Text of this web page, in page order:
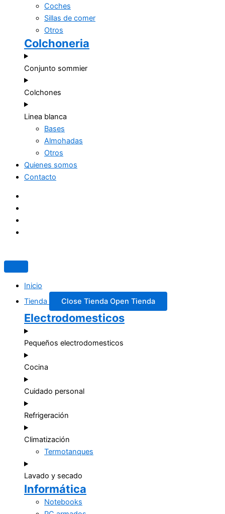
Coches
Sillas de comer
Otros
Colchoneria
Conjunto sommier
Colchones
Linea blanca
Bases
Almohadas
Otros
Quienes somos
Contacto
Inicio
Tienda
Close Tienda Open Tienda
Electrodomesticos
Pequeños electrodomesticos
Cocina
Cuidado personal
Refrigeración
Climatización
Termotanques
Lavado y secado
Informática
Notebooks